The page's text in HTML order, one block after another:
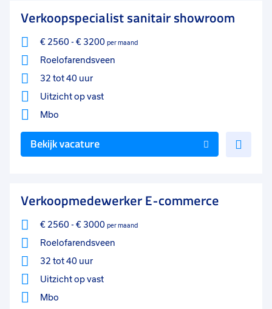
Filter
Sluiten
Verkoopspecialist sanitair showroom
€ 2560- € 3200 per maand
Roelofarendsveen
32 tot 40 uur
Uitzicht op vast
Mbo
Bekijk vacature
Verkoopmedewerker E-commerce
€ 2560- € 3000 per maand
Roelofarendsveen
32 tot 40 uur
Uitzicht op vast
Mbo